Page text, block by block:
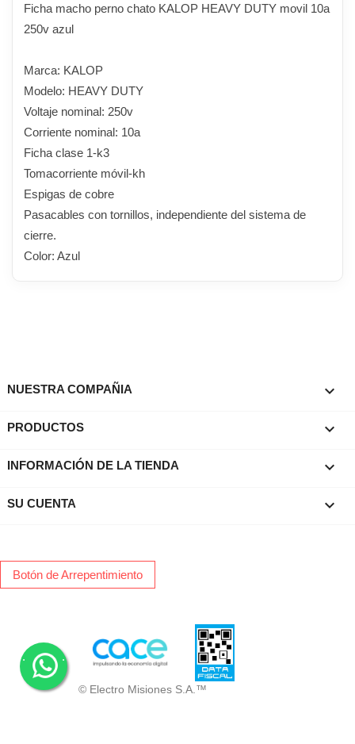
Ficha macho perno chato KALOP HEAVY DUTY movil 10a
250v azul
Marca: KALOP
Modelo: HEAVY DUTY
Voltaje nominal: 250v
Corriente nominal: 10a
Ficha clase 1-k3
Tomacorriente móvil-kh
Espigas de cobre
Pasacables con tornillos, independiente del sistema de
cierre.
Color: Azul
NUESTRA COMPAÑIA 
PRODUCTOS 
INFORMACIÓN DE LA TIENDA keyboard_arrow_down
SU CUENTA 
Botón de Arrepentimiento
© Electro Misiones S.A.™
. .